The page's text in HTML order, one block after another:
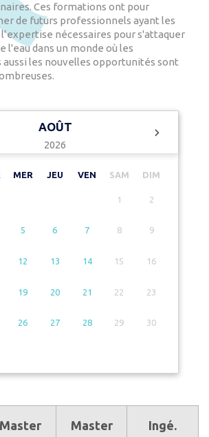
Ces formations ont pour
de futurs professionnels ayant les
nécessaires pour s'attaquer
l'eau dans un monde où les
les nouvelles opportunités sont
AOÛT
2026
MER JEU VEN SAM DIM
1 2
5 6 7 8 9
12 13 14 15 16
19 20 21 22 23
26 27 28 29 30
Master
Master
Ingé.